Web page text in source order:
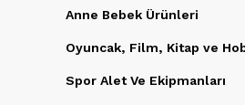
Anne Bebek Ürünleri
Oyuncak, Film, Kitap ve
Spor Alet Ve Ekipmanları